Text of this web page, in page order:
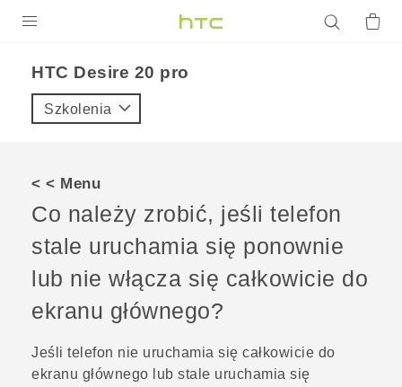
VIVE
VIVERSE
POMOC TECHNICZNA
Urządzenia i akcesoria HTC
Zaloguj się
‎HTC Desire 20 pro‎
Szkolenia
< < Menu
Co należy zrobić, jeśli telefon
stale uruchamia się ponownie
lub nie włącza się całkowicie do
ekranu głównego?
Jeśli telefon nie uruchamia się całkowicie do
ekranu głównego lub stale uruchamia się